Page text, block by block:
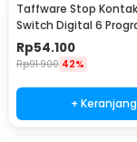
Taffware Stop
Switch Digital 6
Plug 16A 230V - W03
Rp54.100
Rp91.900 42%
+ Keranjang